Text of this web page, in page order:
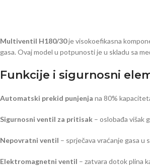
Multiventil H180/30je visokoefikasna
gasa. Ovaj model u potpunosti je u skladu sa
Funkcije i sigurnosni
Automatski prekid punjenja na 80%
Sigurnosni ventil za pritisak – oslobađa višak
Nepovratni ventil – sprječava vraćanje gasa u
Elektromagnetni ventil – zatvara dotok plina